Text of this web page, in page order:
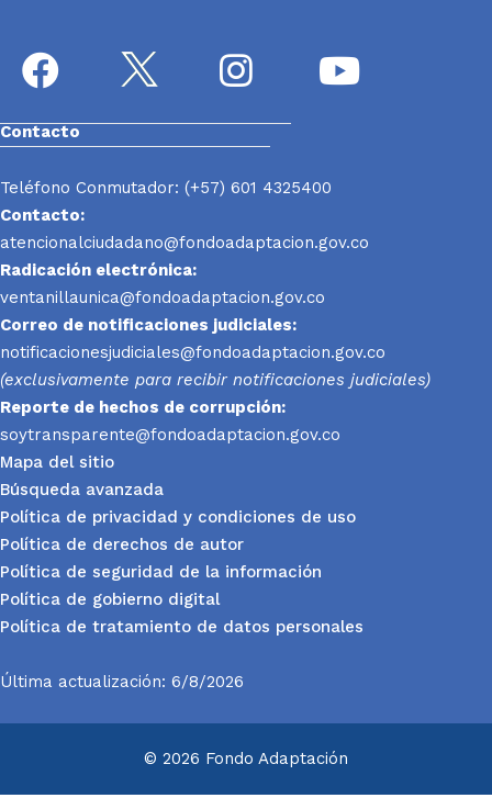
Contacto
Teléfono Conmutador: (+57) 601 4325400
Contacto:
atencionalciudadano@fondoadaptacion.gov.co
Radicación electrónica:
ventanillaunica@fondoadaptacion.gov.co
Correo de notificaciones judiciales:
notificacionesjudiciales@fondoadaptacion.gov.co
(exclusivamente para recibir notificaciones judiciales)
Reporte de hechos de corrupción:
soytransparente@fondoadaptacion.gov.co
Mapa del sitio
Búsqueda avanzada
Política de privacidad y condiciones de uso
Política de derechos de autor
Política de seguridad de la información
Política de gobierno digital
Política de tratamiento de datos personales
Última actualización: 6/8/2026
© 2026 Fondo Adaptación